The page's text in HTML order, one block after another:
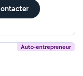
Auto-entrepreneur